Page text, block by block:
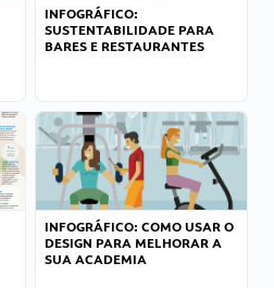
INFOGRÁFICO:
SUSTENTABILIDADE PARA
BARES E RESTAURANTES
INFOGRÁFICO: COMO USAR O
DESIGN PARA MELHORAR A
SUA ACADEMIA